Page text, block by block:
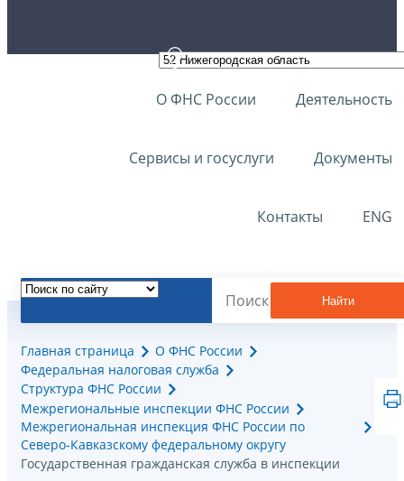
О ФНС России Деятельность
Сервисы и госуслуги Документы
Контакты ENG
Найти
Главная страница
О ФНС России
Федеральная налоговая служба
Структура ФНС России
Межрегиональные инспекции ФНС России
Межрегиональная инспекция ФНС России по
Северо-Кавказскому федеральному округу
Государственная гражданская служба в инспекции